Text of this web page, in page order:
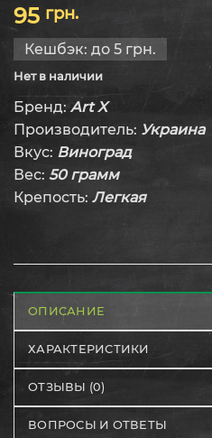
из
5
95 грн.
Кешбэк: до 5 грн.
Нет в наличии
Бренд: Art X
Производитель: Украина
Вкус: Виноград
Вес: 50 грамм
Крепость: Легкая
ОПИСАНИЕ
ХАРАКТЕРИСТИКИ
ОТЗЫВЫ (0)
ВОПРОСЫ И ОТВЕТЫ